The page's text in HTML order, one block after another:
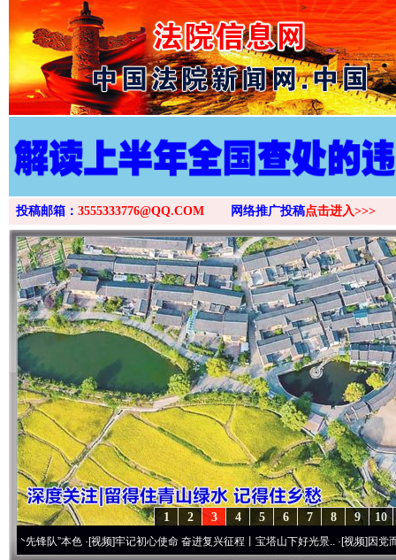
>
投稿邮箱： 3555333776@QQ.COM 网络推广投稿点击进入>>>
10
9
8
7
6
5
4
3
2
1
锋队”本色·[视频] 牢记初心使命 奋进复兴征程丨宝塔山下好光景..·[视频] 因党而生